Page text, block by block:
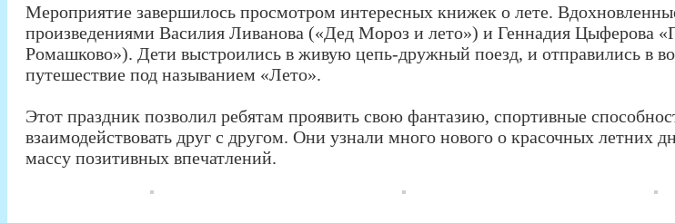
Мероприятие завершилось просмотром интересных книжек о лете.
произведениями Василия Ливанова («Дед Мороз и лето») и Геннадия Цыферова
Ромашково»). Дети выстроились в живую цепь-дружный поезд, и отправились в
путешествие под называнием «Лето».
Этот праздник позволил ребятам проявить свою фантазию, спортивные
взаимодействовать друг с другом. Они узнали много нового о красочных летних
массу позитивных впечатлений.